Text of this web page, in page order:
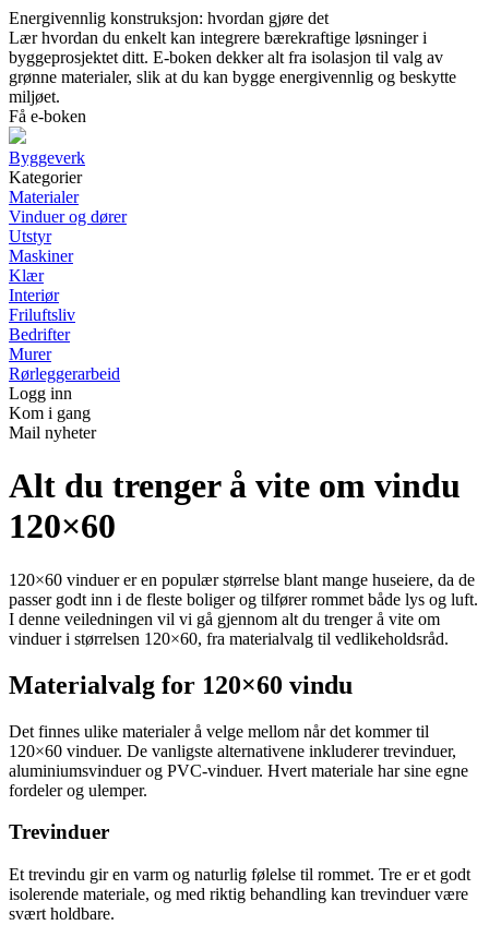
Energivennlig konstruksjon: hvordan gjøre det
Lær hvordan du enkelt kan integrere bærekraftige løsninger i
byggeprosjektet ditt. E-boken dekker alt fra isolasjon til valg av
grønne materialer, slik at du kan bygge energivennlig og beskytte
miljøet.
Få e-boken
Byggeverk
Kategorier
Materialer
Vinduer og dører
Utstyr
Maskiner
Klær
Interiør
Friluftsliv
Bedrifter
Murer
Rørleggerarbeid
Logg inn
Kom i gang
Mail nyheter
Alt du trenger å vite om vindu
120×60
120×60 vinduer er en populær størrelse blant mange huseiere, da de
passer godt inn i de fleste boliger og tilfører rommet både lys og luft.
I denne veiledningen vil vi gå gjennom alt du trenger å vite om
vinduer i størrelsen 120×60, fra materialvalg til vedlikeholdsråd.
Materialvalg for 120×60 vindu
Det finnes ulike materialer å velge mellom når det kommer til
120×60 vinduer. De vanligste alternativene inkluderer trevinduer,
aluminiumsvinduer og PVC-vinduer. Hvert materiale har sine egne
fordeler og ulemper.
Trevinduer
Et trevindu gir en varm og naturlig følelse til rommet. Tre er et godt
isolerende materiale, og med riktig behandling kan trevinduer være
svært holdbare.